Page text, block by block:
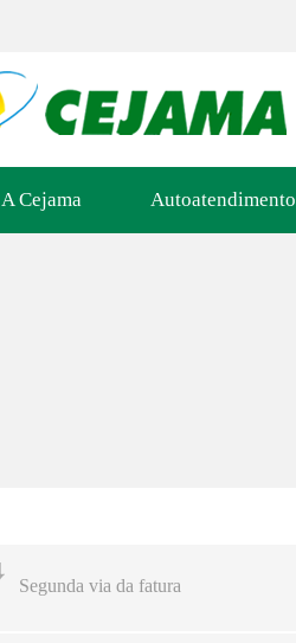
A Cejama Autoatendimento
Segunda via da fatura